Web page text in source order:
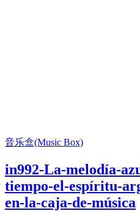
音乐盒(Music Box)
in992-La-melodía-
tiempo-el-espíritu-
en-la-caja-de-música